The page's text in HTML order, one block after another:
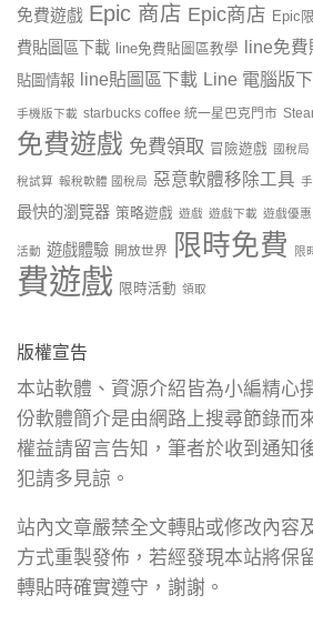
免費遊戲 Epic 商店 Epic商店 Epic
費貼圖區下載
line免費貼圖區教學 line免
貼圖情報
line貼圖區下載 Line 電腦版
手機版下載 starbucks coffee 統一星巴克門市
免費遊戲 免費領取 冒險遊戲 國稅
稅試算 報稅軟體 國稅局 惡意軟體移除工具
最快的瀏覽器 策略遊戲 遊戲 遊戲下載 遊戲優惠
活動 遊戲體驗 開放世界 限時免費 限
費遊戲 限時活動 領取
版權宣告
本站軟體、資源介紹皆為小編精心
份軟體簡介是由網路上搜尋節錄而
權益請留言告知，筆者於收到通知
犯請多見諒。
站內文章嚴禁全文轉貼或修改內容
方式重製發佈，若經發現本站將保
轉貼時確實遵守，謝謝。